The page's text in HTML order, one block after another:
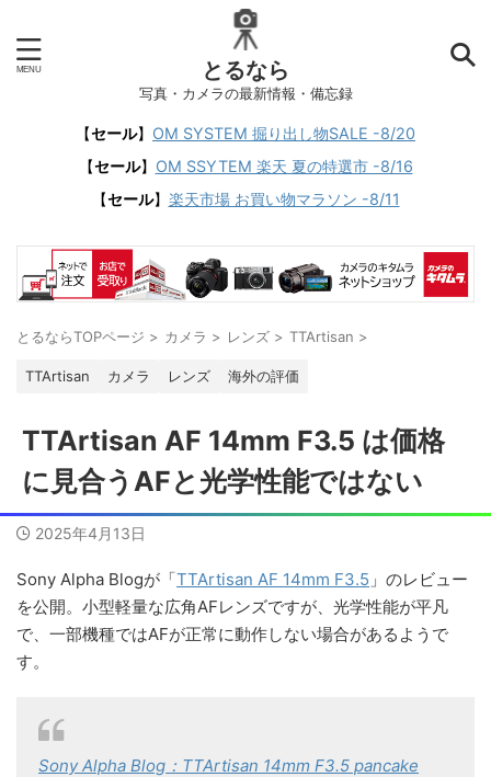
とるなら
写真・カメラの最新情報・備忘録
【セール】 OM SYSTEM 掘り出し物SALE -8/20
【セール】 OM SSYTEM 楽天 夏の特選市 -8/16
【セール】 楽天市場 お買い物マラソン -8/11
とるならTOPページ > カメラ > レンズ > TTArtisan >
TTArtisan カメラ レンズ 海外の評価
TTArtisan AF 14mm F3.5 は価格
に見合うAFと光学性能ではない
2025年4月13日
Sony Alpha Blogが「TTArtisan AF 14mm F3.5 」のレビュー
を公開。小型軽量な広角AFレンズですが、光学性能が平凡
で、一部機種ではAFが正常に動作しない場合があるようで
す。
Sony Alpha Blog：TTArtisan 14mm F3.5 pancake